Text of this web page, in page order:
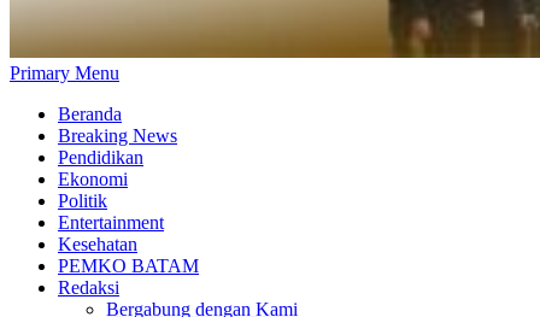
Primary Menu
Beranda
Breaking News
Pendidikan
Ekonomi
Politik
Entertainment
Kesehatan
PEMKO BATAM
Redaksi
Bergabung dengan Kami